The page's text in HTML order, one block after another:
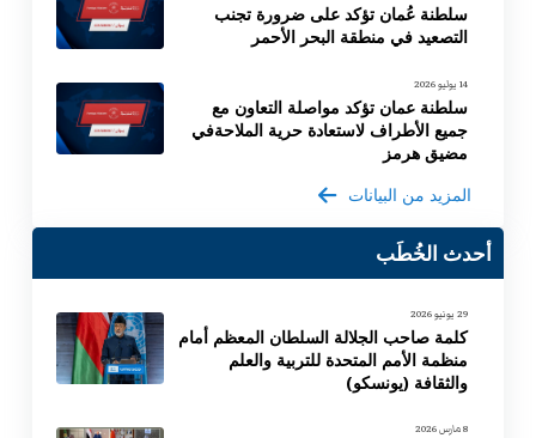
سلطنة عُمان تؤكد على ضرورة تجنب
التصعيد في منطقة البحر الأحمر
14 يوليو 2026
سلطنة عمان تؤكد مواصلة التعاون مع
جميع الأطراف لاستعادة حرية الملاحةفي
مضيق هرمز
المزيد من البيانات
أحدث الخُطَب
29 يونيو 2026
كلمة صاحب الجلالة السلطان المعظم أمام
منظمة الأمم المتحدة للتربية والعلم
والثقافة (يونسكو)
8 مارس 2026